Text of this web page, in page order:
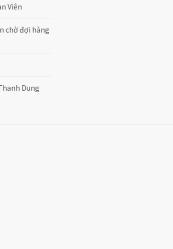
Viên
chờ đợi hàng
Dung